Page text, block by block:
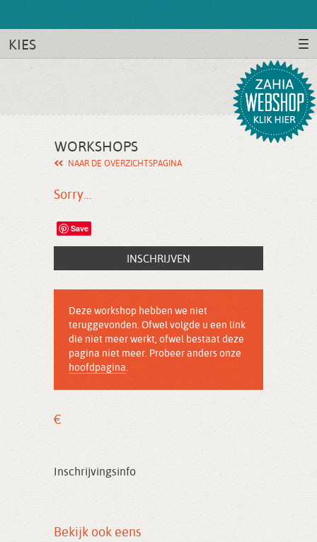
KIES
WORKSHOPS
NAAR DE OVERZICHTSPAGINA
Sorry...
Save
INSCHRIJVEN
Deze workshop hebben we niet
teruggevonden. Ofwel volgde u een link
die niet meer werkt, ofwel bestaat deze
pagina niet meer. Probeer anders onze
hoofdpagina.
€
Inschrijvingsinfo
Bekijk ook eens